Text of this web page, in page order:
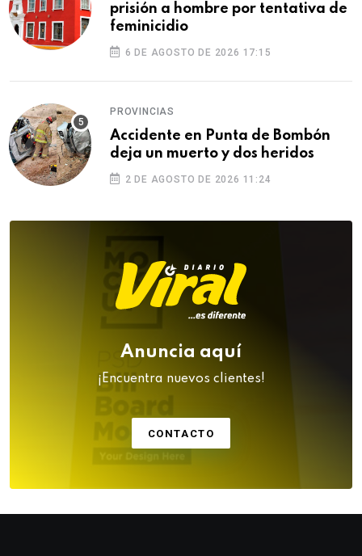
prisión a hombre por tentativa de
feminicidio
6 DE AGOSTO DE 2026 17:15
PROVINCIAS
Accidente en Punta de Bombón
deja un muerto y dos heridos
2 DE AGOSTO DE 2026 11:24
Anuncia aquí
¡Encuentra nuevos clientes!
CONTACTO